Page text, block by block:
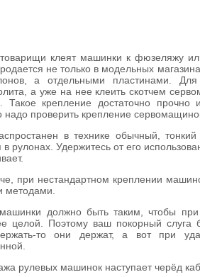
клеят машинки к фюзеляжу
не только в модельных
а отдельными пластинами. Для
а уже на нее клеить скотчем
Такое крепление достаточно
надо проверить крепление
в технике обычный,
в рулонах. Удержитесь от его
при нестандартном креплении
методами.
должно быть таким, чтобы
целой. Поэтому ваш покорный слуга
то они держат, а вот при
рулевых машинок наступает черёд